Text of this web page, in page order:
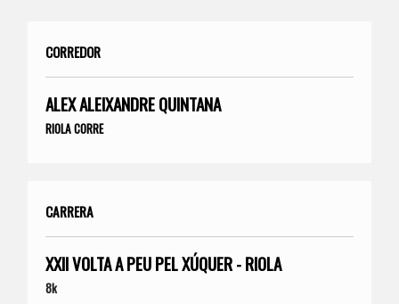
CORREDOR
ALEX ALEIXANDRE QUINTANA
RIOLA CORRE
CARRERA
XXII VOLTA A PEU PEL XÚQUER - RIOLA
8k